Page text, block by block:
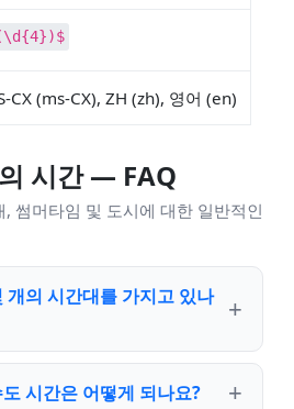
CX (ms-CX), ZH (zh), 영어 (en)
시간 — FAQ
썸머타임 및 도시에 대한 일반적인
개의 시간대를 가지고 있나
시간은 어떻게 되나요?